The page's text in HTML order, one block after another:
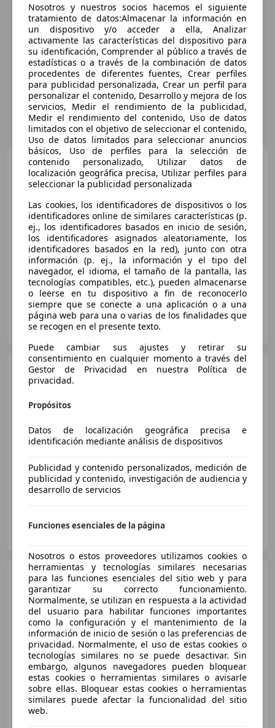
MINI Cooper
Countryman D
€ 13.612 1
Buen precio
11/2017 98.314 km Diésel 110 kW (150 CV)
OCASIONPLUS SEVILLA CENTRO II
ES-41007 Sevilla
MINI Cooper
Countryman
€ 17.990
Buenprecio
01/2020 87.217 km Diésel 110 kW (150 CV)
GRUPO FLEXICAR SEVILLA.
MINI Cooper
Countryman
€ 13.010 1
Buen precio
10/2017 145.343 km Gasolina 100 kW (136 CV)
Nosotros y nuestros socios hacemos el siguiente
tratamiento de datos:Almacenar la información en
un dispositivo y/o acceder a ella, Analizar
activamente las características del dispositivo para
su identificación, Comprender al público a través de
estadísticas o a través de la combinación de datos
procedentes de diferentes fuentes, Crear perfiles
para publicidad personalizada, Crear un perfil para
personalizar el contenido, Desarrollo y mejora de los
servicios, Medir el rendimiento de la publicidad,
Medir el rendimiento del contenido, Uso de datos
limitados con el objetivo de seleccionar el contenido,
Uso de datos limitados para seleccionar anuncios
básicos, Uso de perfiles para la selección de
contenido personalizado, Utilizar datos de
localización geográfica precisa, Utilizar perfiles para
seleccionar la publicidad personalizada
Las cookies, los identificadores de dispositivos o los
identificadores online de similares características (p.
ej., los identificadores basados en inicio de sesión,
los identificadores asignados aleatoriamente, los
identificadores basados en la red), junto con otra
información (p. ej., la información y el tipo del
navegador, el idioma, el tamaño de la pantalla, las
tecnologías compatibles, etc.), pueden almacenarse
o leerse en tu dispositivo a fin de reconocerlo
siempre que se conecte a una aplicación o a una
página web para una o varias de los finalidades que
se recogen en el presente texto.
Puede cambiar sus ajustes y retirar su
consentimiento en cualquier momento a través del
Gestor de Privacidad en nuestra Política de
privacidad.
Propósitos
Datos de localización geográfica precisa e
identificación mediante análisis de dispositivos
Publicidad y contenido personalizados, medición de
publicidad y contenido, investigación de audiencia y
desarrollo de servicios
Funciones esenciales de la página
Nosotros o estos proveedores utilizamos cookies o
herramientas y tecnologías similares necesarias
para las funciones esenciales del sitio web y para
garantizar su correcto funcionamiento.
Normalmente, se utilizan en respuesta a la actividad
del usuario para habilitar funciones importantes
como la configuración y el mantenimiento de la
información de inicio de sesión o las preferencias de
privacidad. Normalmente, el uso de estas cookies o
tecnologías similares no se puede desactivar. Sin
embargo, algunos navegadores pueden bloquear
estas cookies o herramientas similares o avisarle
sobre ellas. Bloquear estas cookies o herramientas
similares puede afectar la funcionalidad del sitio
web.